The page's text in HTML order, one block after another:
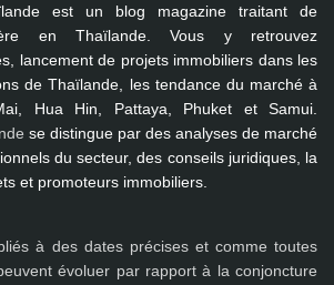
est un blog magazine traitant de
en Thaïlande. Vous y retrouvez
lancement de projets immobiliers dans les
de Thaïlande, les tendance du marché à
Hua Hin, Pattaya, Phuket et Samui
se distingue par des analyses de marché
du secteur, des conseils juridiques, la
et promoteurs immobiliers.
à des dates précises et comme toutes
évoluer par rapport à la conjoncture